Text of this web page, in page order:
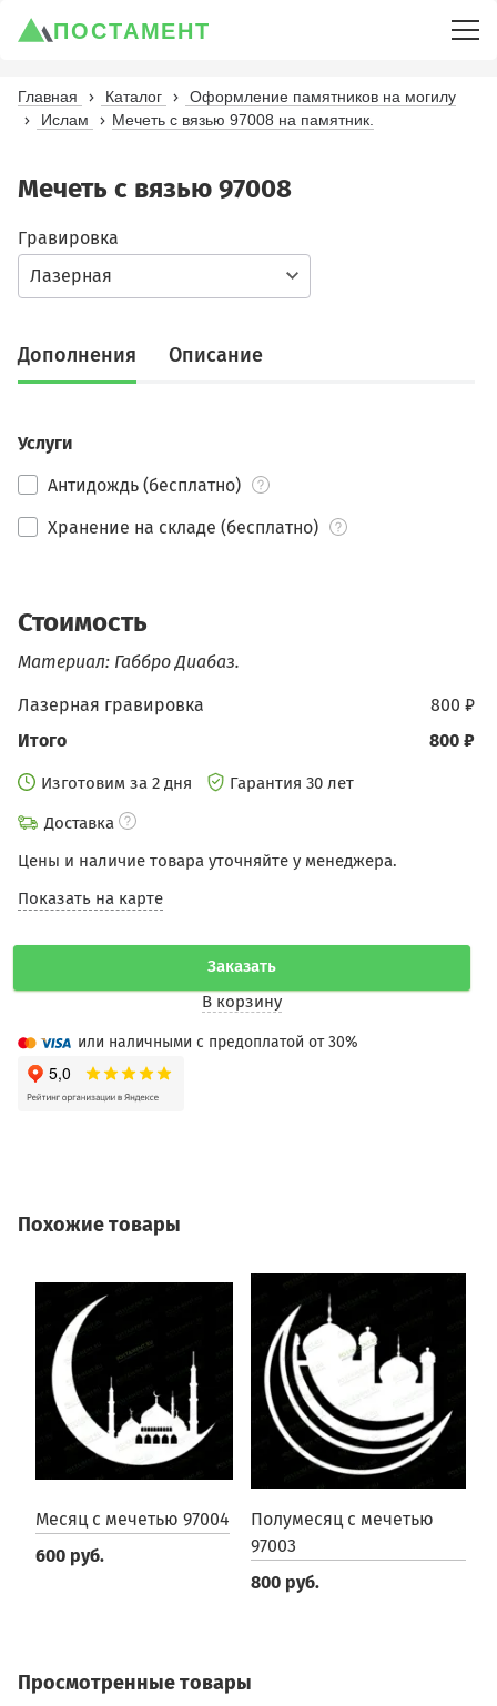
ПОСТАМЕНТ
Главная Каталог
Оформление памятников на могилу
Ислам
Мечеть с вязью 97008 на памятник.
Мечеть с вязью 97008
Лазерная
Гравировка
Дополнения Описание
Услуги
Антидождь (бесплатно)
Хранение на складе (бесплатно)
Стоимость
Материал: Габбро Диабаз.
800 ₽
Лазерная гравировка
800 ₽
Итого
Изготовим за 2 дня
Гарантия 30 лет
Доставка
Цены и наличие товара уточняйте у менеджера.
Показать на карте
Заказать
В корзину
или наличными с предоплатой от 30%
Похожие товары
Месяц с мечетью 97004
600 руб.
Полумесяц с мечетью
97003
800 руб.
Просмотренные товары